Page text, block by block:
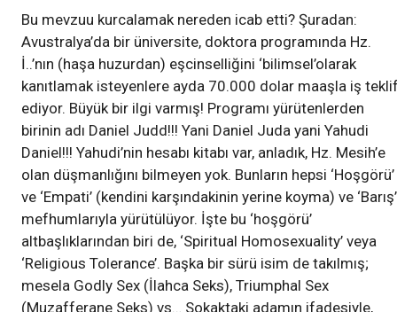
Bu mevzuu kurcalamak nereden icab etti? Şuradan:
Avustralya’da bir üniversite, doktora programında Hz.
İ..’nın (haşa huzurdan) eşcinselliğini ‘bilimsel’olarak
kanıtlamak isteyenlere ayda 70.000 dolar maaşla iş
ediyor. Büyük bir ilgi varmış! Programı yürütenlerden
birinin adı Daniel Judd!!! Yani Daniel Juda yani Yahudi
Daniel!!! Yahudi’nin hesabı kitabı var, anladık, Hz. Mesih’e
olan düşmanlığını bilmeyen yok. Bunların hepsi ‘Hoşgörü’
ve ‘Empati’ (kendini karşındakinin yerine koyma) ve ‘Barış’
mefhumlarıyla yürütülüyor. İşte bu ‘hoşgörü’
altbaşlıklarından biri de, ‘Spiritual Homosexuality’ veya
‘Religious Tolerance’. Başka bir sürü isim de takılmış;
mesela Godly Sex (İlahca Seks), Triumphal Sex
(Muzafferane Seks) vs… Sokaktaki adamın ifadesiyle,